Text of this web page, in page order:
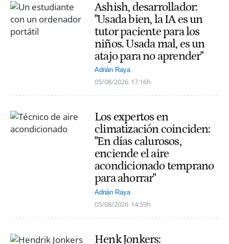
Ashish, desarrollador:
"Usada bien, la IA es un
tutor paciente para los
niños. Usada mal, es un
atajo para no aprender"
Adrián Raya
05/08/2026 17:16h
Los expertos en
climatización coinciden:
"En días calurosos,
enciende el aire
acondicionado temprano
para ahorrar"
Adrián Raya
05/08/2026 14:59h
Henk Jonkers: